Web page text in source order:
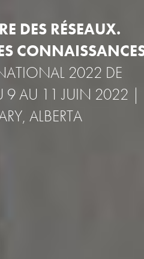
DES RÉSEAUX.
2022 DE
AU 11 JUIN 2022 |
ALBERTA